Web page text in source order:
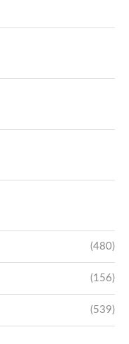
(480)
(156)
(539)